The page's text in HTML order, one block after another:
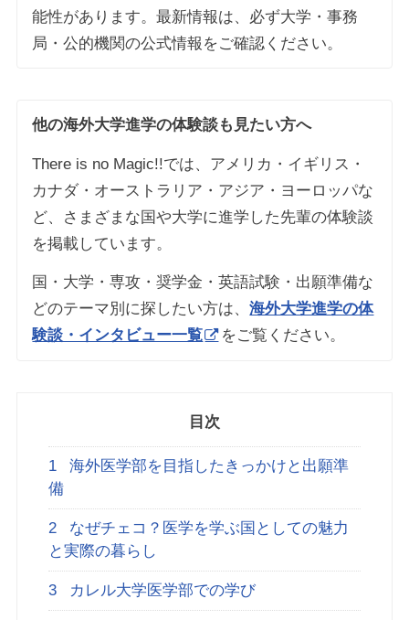
能性があります。最新情報は、必ず大学・事務
局・公的機関の公式情報をご確認ください。
他の海外大学進学の体験談も見たい方へ
There is no Magic!!では、アメリカ・イギリス・
カナダ・オーストラリア・アジア・ヨーロッパな
ど、さまざまな国や大学に進学した先輩の体験談
を掲載しています。
国・大学・専攻・奨学金・英語試験・出願準備な
どのテーマ別に探したい方は、海外大学進学の体
験談・インタビュー一覧
をご覧ください。
目次
1
海外医学部を目指したきっかけと出願準
備
2
なぜチェコ？医学を学ぶ国としての魅力
と実際の暮らし
3 カレル大学医学部での学び